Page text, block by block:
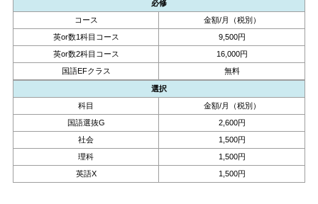
必修
コース
金額/月（税別）
英or数1科目コース
9,500円
英or数2科目コース
16,000円
国語EFクラス
無料
選択
科目
金額/月（税別）
国語選抜G
2,600円
社会
1,500円
理科
1,500円
英語X
1,500円